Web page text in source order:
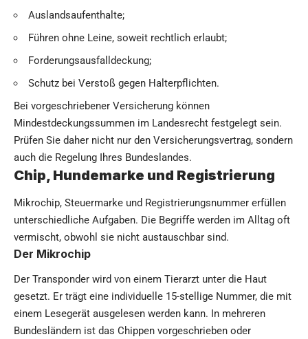
Auslandsaufenthalte;
Führen ohne Leine, soweit rechtlich erlaubt;
Forderungsausfalldeckung;
Schutz bei Verstoß gegen Halterpflichten.
Bei vorgeschriebener Versicherung können
Mindestdeckungssummen im Landesrecht festgelegt sein.
Prüfen Sie daher nicht nur den Versicherungsvertrag, sondern
auch die Regelung Ihres Bundeslandes.
Chip, Hundemarke und Registrierung
Mikrochip, Steuermarke und Registrierungsnummer erfüllen
unterschiedliche Aufgaben. Die Begriffe werden im Alltag oft
vermischt, obwohl sie nicht austauschbar sind.
Der Mikrochip
Der Transponder wird von einem Tierarzt unter die Haut
gesetzt. Er trägt eine individuelle 15-stellige Nummer, die mit
einem Lesegerät ausgelesen werden kann. In mehreren
Bundesländern ist das Chippen vorgeschrieben oder